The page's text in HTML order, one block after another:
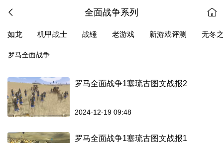
全面战争系列
如龙 机甲战士 战锤 老游戏 新游戏评测 无冬
罗马全面战争
罗马全面战争1塞琉古图文战报2
2024-12-19 09:48
罗马全面战争1塞琉古图文战报1